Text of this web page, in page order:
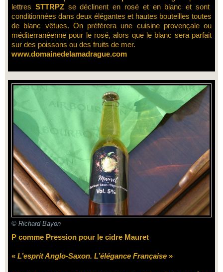
lettres STTRPZse déclinent en rosé et en blanc et sont
conditionnées dans deux élégantes et hautes bouteilles toutes
de blanc vêtues. On préférera une cuisine provençale ou
méditerranéenne pour le rosé, alors que le blanc sera parfait
sur des poissons ou des fruits de mer.
www.domainedelamadrague.com
© Richard Bayon
P comme Pression pour le cidre Mauret
« L’esprit Anglo-Saxon. L’élégance Française »